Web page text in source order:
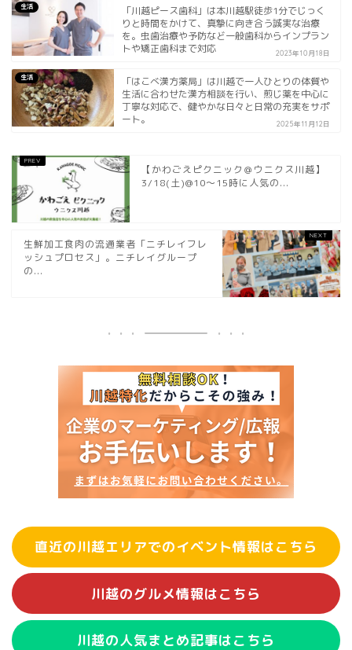
生活
「川越ピース歯科」は本川越駅徒歩1分でじっく
りと時間をかけて、真摯に向き合う誠実な治療
を。虫歯治療や予防など一般歯科からインプラン
トや矯正歯科まで対応
2023年10月18日
生活
「はこべ漢方薬局」は川越で一人ひとりの体質や
生活に合わせた漢方相談を行い、煎じ薬を中心に
丁寧な対応で、健やかな日々と日常の充実をサポ
ート。
2025年11月12日
【かわごえピクニック＠ウニクス川越】
3/18(土)@10〜15時に人気の...
生鮮加工食肉の流通業者「ニチレイフレ
ッシュプロセス」。ニチレイグループ
の...
直近の川越エリアでのイベント情報はこちら
川越のグルメ情報はこちら
川越の人気まとめ記事はこちら